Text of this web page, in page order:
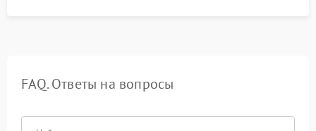
FAQ. Ответы на вопросы